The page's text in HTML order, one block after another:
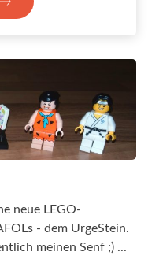
neue LEGO-
- dem UrgeStein.
meinen Senf ;) ...